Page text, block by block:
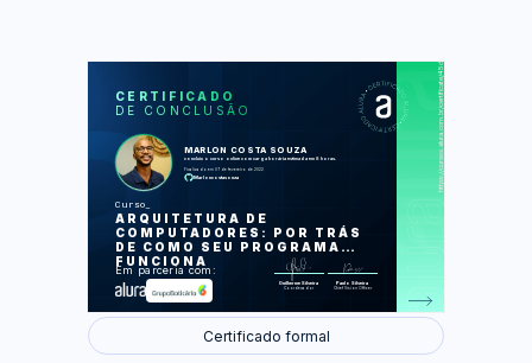
CERTIFICADO
DE CONCLUSÃO
MARLON COSTA SOUZA
concluiu o curso online com carga horária estimada em 8 horas.
Finalizado em 07 de fevereiro de 2022
Marloncostasouza
Curso
ARQUITETURA DE
COMPUTADORES: POR TRÁS
DE COMO SEU PROGRAMA
FUNCIONA
Em parceria com:
Guilherme Silveira
Coordenador
Paulo Silveira
Chief Vision Officer
https://cursos.alura.com.br/certificate/45dbd53c-70cd-4e67-a5ac-44df0e0698d7
LAS
Como o computador lê o seu código
Como o computador executa um
Como o computador executa vários
Certificado formal